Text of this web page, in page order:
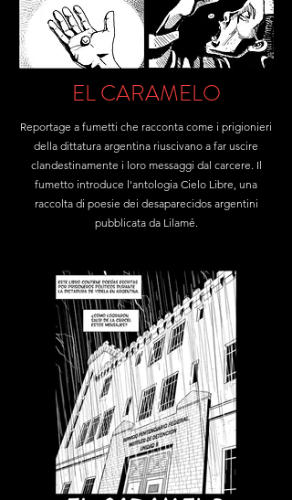
EL CARAMELO
Reportage a fumetti che racconta come i prigionieri
della dittatura argentina riuscivano a far uscire
clandestinamente i loro messaggi dal carcere. Il
fumetto introduce l'antologia Cielo Libre, una
raccolta di poesie dei desaparecidos argentini
pubblicata da Lilamé.